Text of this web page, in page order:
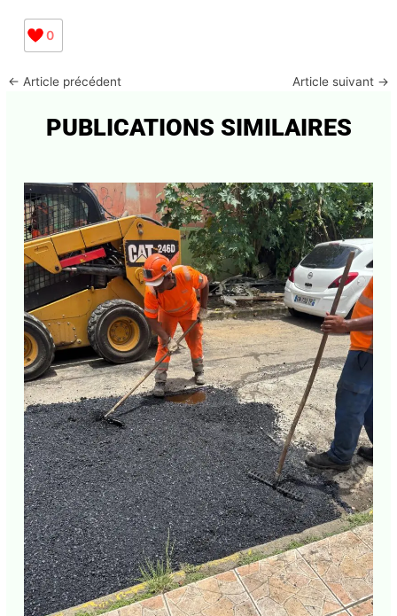
0
← Article précédent Article suivant→
PUBLICATIONS SIMILAIRES